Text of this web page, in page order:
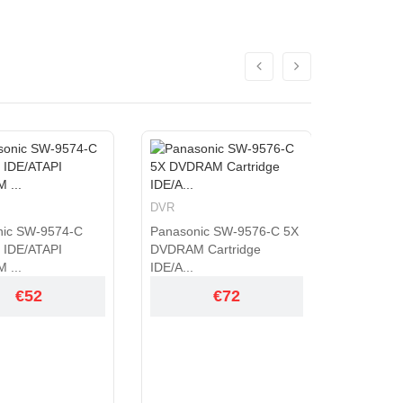
SW-9576-C 5X
Cartridge
€72
DVR
Panasonic SW-9576-C
Super Multi Drive 5.25" I...